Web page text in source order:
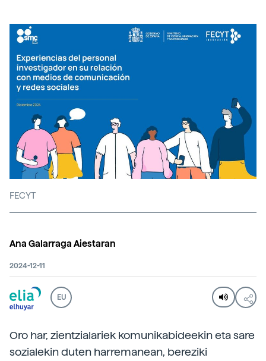
FECYT
Ana Galarraga Aiestaran
2024-12-11
EU
Oro har, zientzialariek komunikabideekin eta sare
sozialekin duten harremanean, bereziki